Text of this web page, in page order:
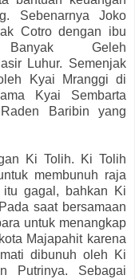
Sebenarnya Joko
Cotro dengan ibu
Geleh
Luhur. Semenjak
Kyai Mranggi di
Kyai Sembarta
Baribin yang
Ki Tolih. Ki Tolih
membunuh raja
itu gagal, bahkan Ki
saat bersamaan
untuk menangkap
Majapahit karena
dibunuh oleh Ki
Putrinya. Sebagai